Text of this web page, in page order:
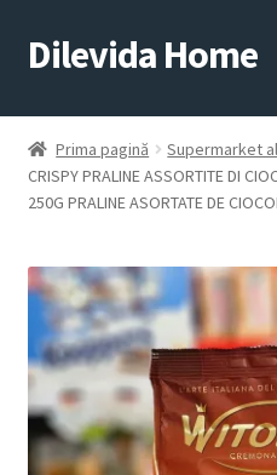
Sari
la
Sari
la
Dilevida Home
COPII
JUCARII
Prima pagină Supermarket
CRISPY PRALINE ASSORTITE DI
250G PRALINE ASORTATE DE